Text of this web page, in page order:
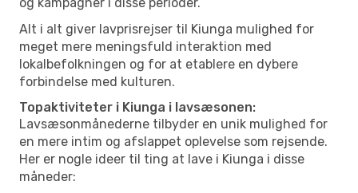
Alt i alt giver lavprisrejser til Kiunga mulighed for
meget mere meningsfuld interaktion med
lokalbefolkningen og for at etablere en dybere
forbindelse med kulturen.
Topaktiviteter i Kiunga i lavsæsonen:
Lavsæsonmånederne tilbyder en unik mulighed for
en mere intim og afslappet oplevelse som rejsende.
Her er nogle ideer til ting at lave i Kiunga i disse
måneder: